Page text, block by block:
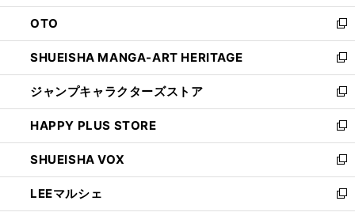
ウ
で
開
く
ン
ド
ウ
で
開
く
OTO
新
し
い
ウ
ィ
ン
ド
ウ
で
開
く
SHUEISHA MANGA-ART HERITAGE
新
し
い
ウ
ィ
ン
ド
ウ
で
開
ジャンプキャラクターズストア
新
し
い
ウ
ィ
ン
ド
ウ
HAPPY PLUS STORE
新
し
い
ウ
ィ
ン
SHUEISHA VOX
新
し
い
ウ
LEEマルシェ
新